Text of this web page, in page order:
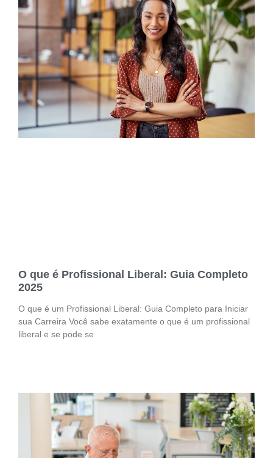
O que é Profissional Liberal: Guia Completo
2025
O que é um Profissional Liberal: Guia Completo para Iniciar
sua Carreira Você sabe exatamente o que é um profissional
liberal e se pode se